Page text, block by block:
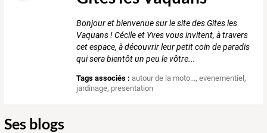
Bonjour et bienvenue sur le site des Gites les
Vaquans ! Cécile et Yves vous invitent, à travers
cet espace, à découvrir leur petit coin de paradis
qui sera bientôt un peu le vôtre...
Tags associés : autour de la moto...,evenementiel,
jardinage, presentation
Ses blogs